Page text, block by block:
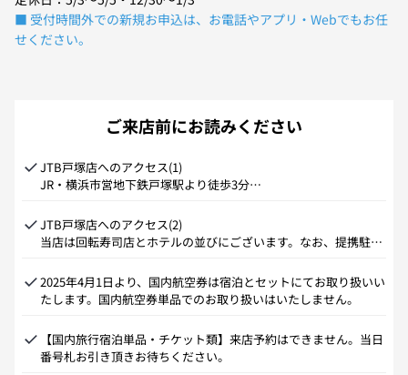
■ 受付時間外での新規お申込は、お電話やアプリ・Webでもお任
せください。
ご来店前にお読みください
JTB戸塚店へのアクセス(1)
JR・横浜市営地下鉄戸塚駅より徒歩3分
で2フロア上へ。突き当たりに西口バスターミナルがございます
ので左手をご覧いただきますと当店がございます。
②橋上改札より1フロア下の2階へ降りていただき
ざいますので左手をご覧いただきますと当店がございます。
JTB戸塚店へのアクセス(2)
当店は回転寿司店とホテルの並びにございます。なお、提携駐車
2025年4月1日より、国内航空券は宿泊とセットにてお取り扱いい
たします。国内航空券単品でのお取り扱いはいたしません。
【国内旅行宿泊単品・チケット類】来店予約はできません。当日
番号札お引き頂きお待ちください。